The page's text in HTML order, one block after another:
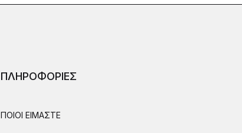
ΠΛΗΡΟΦΟΡΙΕΣ
ΠΟΙΟΙ ΕΙΜΑΣΤΕ